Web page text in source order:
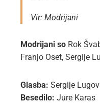
Vir: Modrijani
Modrijani so Rok
Franjo Oset, Sergije
Glasba: Sergije
Besedilo: Jure Karas